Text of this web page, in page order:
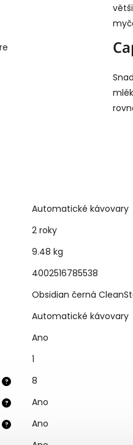
Automatické kávovary
2 roky
9.48 kg
4002516785538
Obsidian černá
Automatické kávovary
Ano
1
? 8
? Ano
?
Ano